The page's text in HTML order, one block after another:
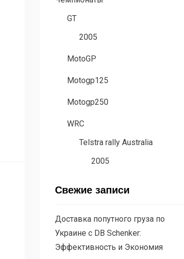
GT
2005
MotoGP
Motogp125
Motogp250
WRC
Telstra rally Australia
2005
Свежие записи
Доставка попутного груза по
Украине с DB Schenker:
Эффективность и Экономия